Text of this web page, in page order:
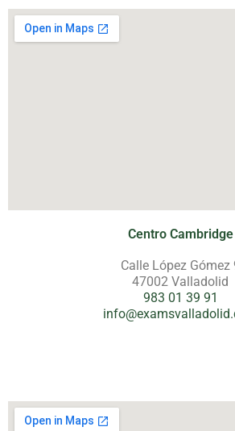
Centro Cambridge
Calle López Gómez
47002 Valladolid
983 01 39 91